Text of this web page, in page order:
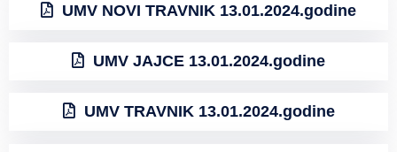
UMV NOVI TRAVNIK 13.01.2024.godine
UMV JAJCE 13.01.2024.godine
UMV TRAVNIK 13.01.2024.godine